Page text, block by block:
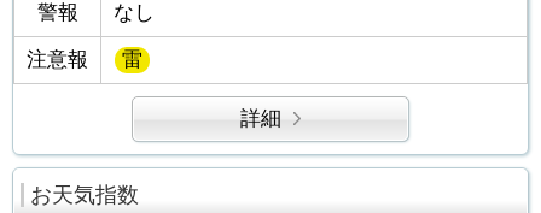
警報 なし
注意報 雷
詳細
お天気指数